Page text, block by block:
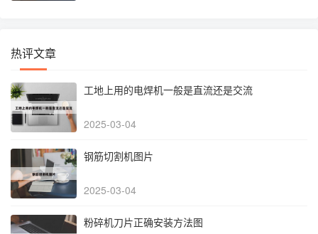
热评文章
工地上用的电焊机一般是直流还是交流
2025-03-04
钢筋切割机图片
2025-03-04
粉碎机刀片正确安装方法图